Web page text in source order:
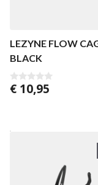
LEZYNE FLOW
BLACK
0
v
€ 10,95